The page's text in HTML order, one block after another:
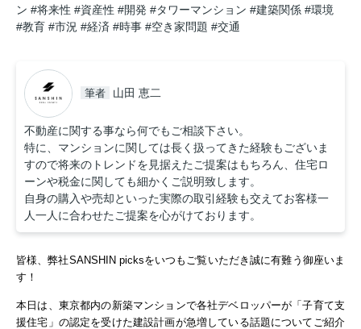
ン #将来性 #資産性 #開発 #タワーマンション #建築関係 #環境
#教育 #市況 #経済 #時事 #空き家問題 #交通
筆者 山田 恵二
不動産に関する事なら何でもご相談下さい。
特に、マンションに関しては長く扱ってきた経験もございま
すので将来のトレンドを見据えたご提案はもちろん、住宅ロ
ーンや税金に関しても細かくご説明致します。
自身の購入や売却といった実際の取引経験も交えてお客様一
人一人に合わせたご提案を心がけております。
皆様、弊社SANSHIN picksをいつもご覧いただき誠に有難う御座いま
す！
本日は、東京都内の新築マンションで各社デベロッパーが「子育て支
援住宅」の認定を受けた建設計画が急増している話題についてご紹介